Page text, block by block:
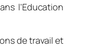
l’Education
de travail et